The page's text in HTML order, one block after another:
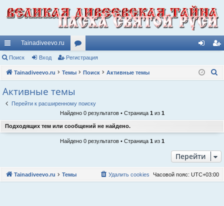
с
ы
лк
и
Tainadiveevo.ru
ор
ум д ис
Поиск Вход Регистрация
Tainadiveevo.ru Темы Поиск Активные темы
Активные темы
Перейти к расширенному поиску
Найдено 0 результатов • Страница 1 из 1
Подходящих тем или сообщений не найдено.
Найдено 0 результатов • Страница 1 из 1
Перейти
Tainadiveevo.ru Темы Часовой пояс: UTC+03:00
Удалить cookies